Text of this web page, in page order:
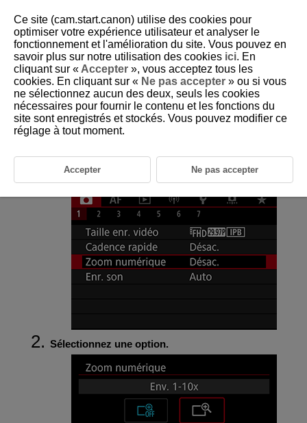
D180-107
Zoom numérique
Avec la taille d'enregistrement réglé sur [ ]/[
] (NTSC)
ou [
] (PAL), vous pouvez photographier avec un zoom
Sélectionnez [ :Zoom numérique].
Sélectionnez une option.
Ce site (cam.start.canon) utilise des cookies pour
optimiser votre expérience utilisateur et analyser le
fonctionnement et l'amélioration du site. Vous pouvez en
savoir plus sur notre utilisation des cookies ici. En
cliquant sur « Accepter », vous acceptez tous les
cookies. En cliquant sur « Ne pas accepter » ou si vous
ne sélectionnez aucun des deux, seuls les cookies
nécessaires pour fournir le contenu et les fonctions du
site sont enregistrés et stockés. Vous pouvez modifier ce
réglage à tout moment.
Accepter Ne pas accepter